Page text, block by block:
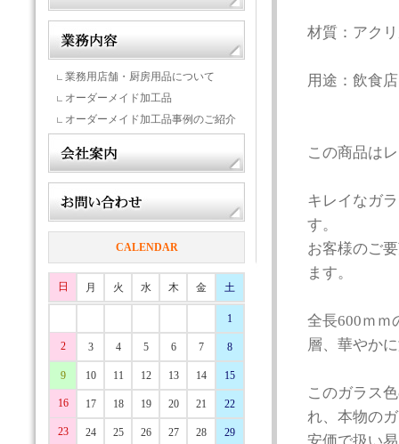
材質：アク
用途：飲食
この商品は
キレイなガ
す。
お客様のご
ます。
全長600ｍｍ
層、華やか
このガラス
れ、本物の
業務用店舗・厨房用品について
オーダーメイド加工品
オーダーメイド加工品事例のご紹介
CALENDAR
日 月 火 水 木 金 土
1
2 3 4 5 6 7 8
9 10 11 12 13 14 15
16 17 18 19 20 21 22
23 24 25 26 27 28 29